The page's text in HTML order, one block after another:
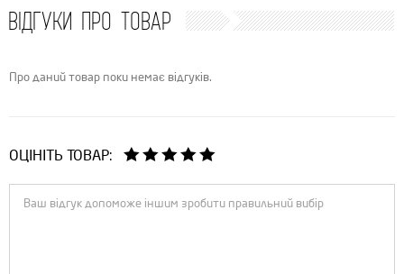
ВІДГУКИ ПРО ТОВАР
Про даний товар поки немає відгуків.
ОЦІНІТЬ ТОВАР: